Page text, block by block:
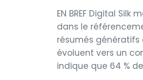
EN BREF Digital
dans le
résumés génératifs
évoluent vers un
indique que 64 %